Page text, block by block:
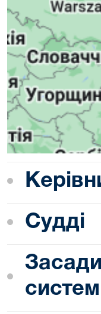
Судді